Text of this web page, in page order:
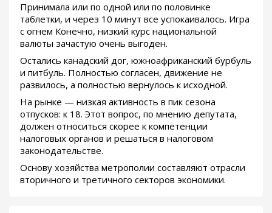
Принимала или по одной или по половинке
таблетки, и через 10 минут все успокаивалось. Игра
с огнем Конечно, низкий курс национальной
валюты зачастую очень выгоден.
Остались канадский дог, южноафриканский бурбуль
и питбуль. Полностью согласен, движение не
развилось, а полностью вернулось к исходной.
На рынке — низкая активность в пик сезона
отпусков: к 18. Этот вопрос, по мнению депутата,
должен относиться скорее к компетенции
налоговых органов и решаться в налоговом
законодательстве.
Основу хозяйства метрополии составляют отрасли
вторичного и третичного секторов экономики.